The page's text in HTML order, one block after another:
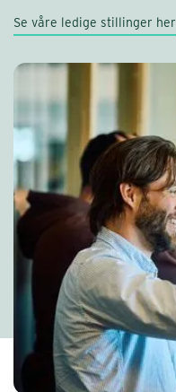
Se våre ledige stillinger her